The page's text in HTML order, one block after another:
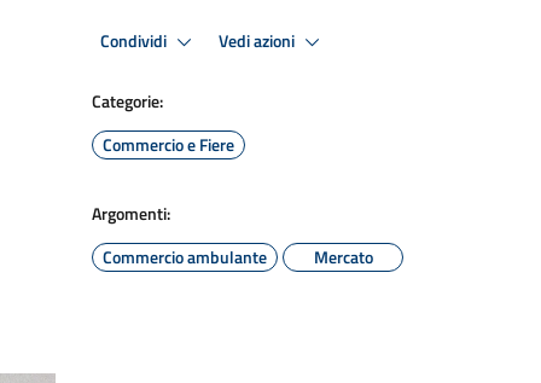
Condividi Vedi azioni
Categorie:
Commercio e Fiere
Argomenti:
Commercio ambulante
Mercato